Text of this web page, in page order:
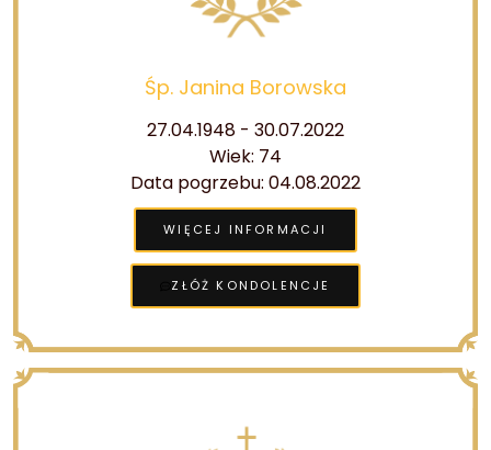
Śp. Janina Borowska
27.04.1948 - 30.07.2022
Wiek: 74
Data pogrzebu: 04.08.2022
WIĘCEJ INFORMACJI
ZŁÓŻ KONDOLENCJE